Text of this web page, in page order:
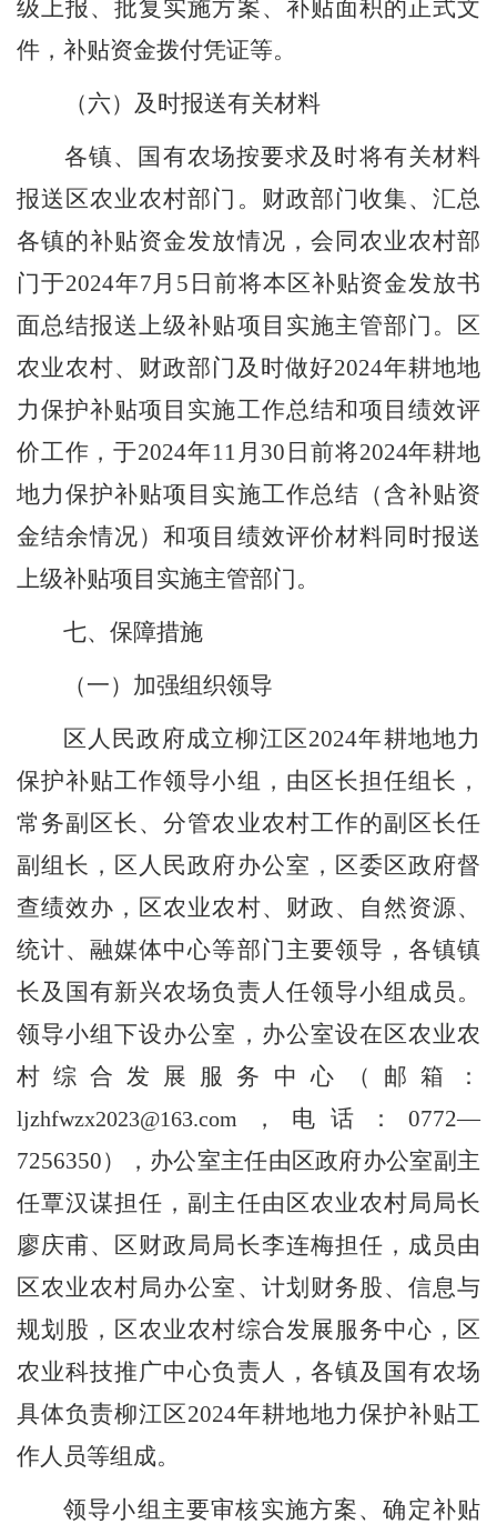
级上报、批复实施方案、补贴面积的正式文
件，补贴资金拨付凭证等。
（六） 及时报送有关材料
各镇、国有农场按要求及时将有关材料
报送区农业农村部门。 财政部门收集、汇总
各镇的补贴资金发放情况，会同农业农村部
门于2024年7月 5 日前将本 区补贴资金发放书
面总结报送上级补贴项目实施主管部门。区
农业农村、财政部门及时做好2024年耕地地
力保护补贴项目实施工作总结和项目绩效评
价工作，于2024年11 月 30 日前将2024年耕地
地力保护补贴项目实施工作总结 （含补贴资
金结余情况）和项目绩效评价材料同时报送
上级补贴项目实施主管部门。
七、保障措施
（一）加强组织领导
区人民政府成立柳江区2024年耕地地力
保护补贴工作领导小组，由区长担任组长，
常务副区长、分管农业农村工作的副区长任
副组长，区 人民政府办公室 ， 区委区政府督
查绩效办 ， 区农业农村、财政、自然资源、
统计、融媒体中心等部门主要领导 ， 各镇镇
长及国有新兴农场负责人任领导小组成员。
领导小组下设办公室，办公室设在区农业农
村综合发展服务中心（邮箱：
ljzhfwzx2023@163.com ，电话： 0772—
7256350） ， 办公室主任由区政府办公室副主
任覃汉谋担任，副主任由区农业农村局局长
廖庆甫、区财政局局长李连梅担任，成员由
区农业农村局办公室、计划财务股、信息与
规划股 ，区农业农村综合发展服务中心 ， 区
农业科技推广中心负责人，各镇及国有农场
具体负责柳江区2024年耕地地力保护补贴工
作人员等组成。
领导小组主要审核实施方案、确定补贴